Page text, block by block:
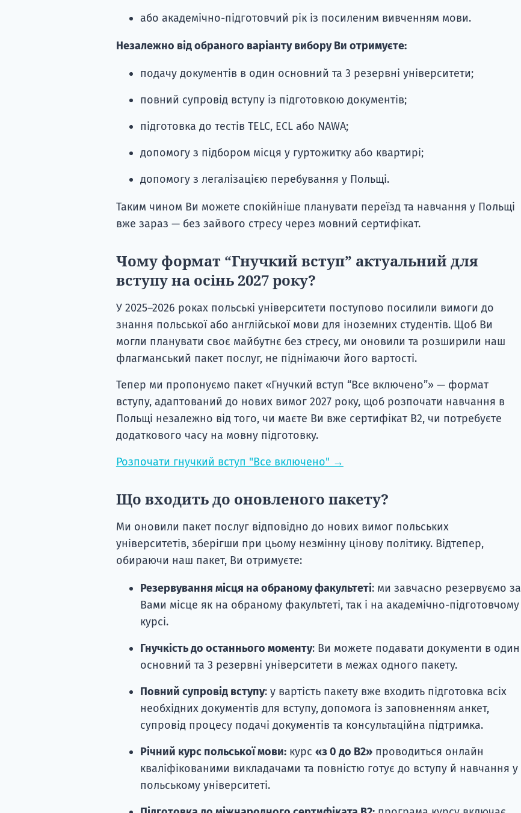
або академічно-підготовчий рік із посиленим вивченням мови.
Незалежно від обраного варіанту вибору Ви отримуєте:
подачу документів в один основний та 3 резервні університети;
повний супровід вступу із підготовкою документів;
підготовка до тестів TELC, ECL або NAWA;
допомогу з підбором місця у гуртожитку або квартирі;
допомогу з легалізацією перебування у Польщі.
Таким чином Ви можете спокійніше планувати переїзд та навчання у Польщі
вже зараз — без зайвого стресу через мовний сертифікат.
Чому формат “Гнучкий вступ” актуальний для
вступу на осінь 2027 року?
У 2025–2026 роках польські університети поступово посилили вимоги до
знання польської або англійської мови для іноземних студентів. Щоб Ви
могли планувати своє майбутнє без стресу, ми оновили та розширили наш
флагманський пакет послуг, не піднімаючи його вартості.
Тепер ми пропонуємо пакет «Гнучкий вступ “Все включено”» — формат
вступу, адаптований до нових вимог 2027 року, щоб розпочати навчання в
Польщі незалежно від того, чи маєте Ви вже сертифікат B2, чи потребуєте
додаткового часу на мовну підготовку.
Розпочати гнучкий вступ "Все включено" →
Що входить до оновленого пакету?
Ми оновили пакет послуг відповідно до нових вимог польських
університетів, зберігши при цьому незмінну цінову політику. Відтепер,
обираючи наш пакет, Ви отримуєте:
Резервування місця на обраному факультеті: ми завчасно резервуємо за
Вами місце як на обраному факультеті, так і на академічно-підготовчому
курсі.
Гнучкість до останнього моменту: Ви можете подавати документи в один
основний та 3 резервні університети в межах одного пакету.
Повний супровід вступу: у вартість пакету вже входить підготовка всіх
необхідних документів для вступу, допомога із заповненням анкет,
супровід процесу подачі документів та консультаційна підтримка.
Річний курс польської мови:курс «з 0 до B2»проводиться онлайн
кваліфікованими викладачами та повністю готує до вступу й навчання у
польському університеті.